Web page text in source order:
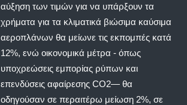
αύξηση των τιμών για να υπάρξουν τα
χρήματα για τα κλιματικά βιώσιμα καύσιμα
αεροπλάνων θα μείωνε τις εκπομπές κατά
12%, ενώ οικονομικά μέτρα - όπως
υποχρεώσεις εμπορίας ρύπων και
επενδύσεις αφαίρεσης CO2— θα
οδηγούσαν σε περαιτέρω μείωση 2%, σε